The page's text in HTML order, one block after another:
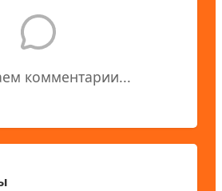
комментарии...